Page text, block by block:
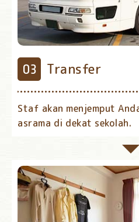
Transfer
Staf akan menjemput
asrama di dekat sekolah.